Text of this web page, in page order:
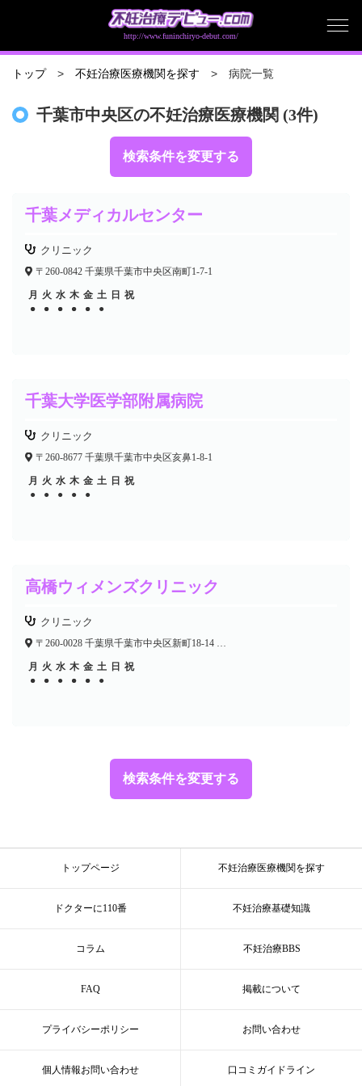
http://www.funinchiryo-debut.com/
トップ 不妊治療医療機関を探す 病院一覧
検索条件を変更する
千葉市中央区の不妊治療医療機関 (3件)
検索条件を変更する
千葉メディカルセンター
クリニック
〒260-0842 千葉県千葉市中央区南町1-7-1
月 火 水 木 金 土 日 祝
●
● ● ● ●
● ● ●
● ● ●
千葉大学医学部附属病院
クリニック
〒260-8677 千葉県千葉市中央区亥鼻1-8-1
月 火 水 木 金 土 日 祝
●
● ● ● ●
高橋ウィメンズクリニック
クリニック
〒260-0028 千葉県千葉市中央区新町18-14 千葉新町ビル6F
月 火 水 木 金 土 日 祝
●
● ● ● ● ●
● ● ● ●
トップページ 不妊治療医療機関を探す
ドクターに110番 不妊治療基礎知識
コラム 不妊治療BBS
FAQ 掲載について
プライバシーポリシー お問い合わせ
個人情報お問い合わせ 口コミガイドライン